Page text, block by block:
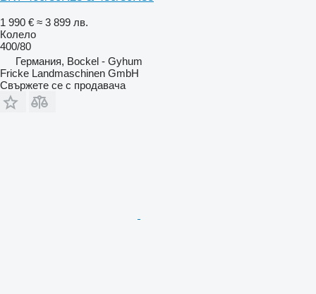
1 990 € ≈ 3 899 лв.
Колело
400/80
Германия, Bockel - Gyhum
Fricke Landmaschinen GmbH
Свържете се с продавача